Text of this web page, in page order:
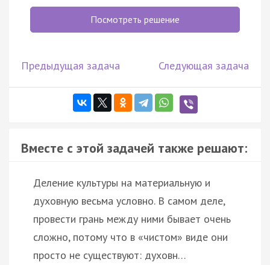
Посмотреть решение
Предыдущая задача Следующая задача
Вместе с этой задачей также решают:
Деление культуры на материальную и
духовную весьма условно. В самом деле,
провести грань между ними бывает очень
сложно, потому что в «чистом» виде они
просто не существуют: духовн…